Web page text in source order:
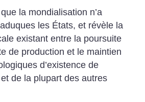
la mondialisation n’a
les États, et révèle la
existant entre la poursuite
de production et le maintien
d’existence de
et de la plupart des autres